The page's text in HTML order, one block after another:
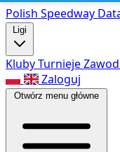
Polish Speedway
Ligi
KlubyTurnieje
Zaloguj
Otwórz menu główne